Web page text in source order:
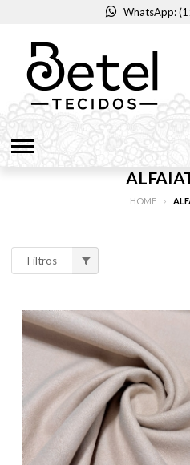
WhatsApp:
HOME
Filtros